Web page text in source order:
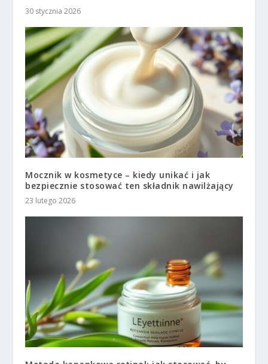
30 stycznia 2026
Mocznik w kosmetyce – kiedy unikać i jak
bezpiecznie stosować ten składnik nawilżający
23 lutego 2026